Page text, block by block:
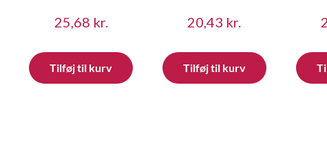
25,68 kr.
Tilføj til kurv
20,43 kr.
Tilføj til kurv